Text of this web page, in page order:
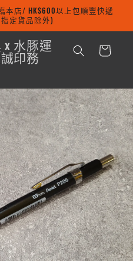
臨本店/ HK$600以上包順豐快遞
定貨品除外)
x 水豚運
印務
物